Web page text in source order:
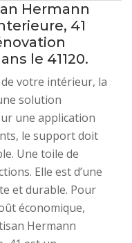
Hermann
41
le 41120.
votre intérieur, la
solution
une application
le support doit
Une toile de
Elle est d’une
et durable. Pour
économique,
Hermann